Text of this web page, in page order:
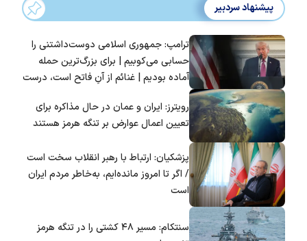
پیشنهاد سردبیر
ترامپ: جمهوری اسلامی دوست‌داشتنی را
حسابی می‌کوبیم | برای بزرگ‌ترین حمله
آماده بودیم | غنائم از آنِ فاتح است، درست
رویترز: ایران و عمان در حال مذاکره برای
تعیین اعمال عوارض بر تنگه هرمز هستند
پزشکیان: ارتباط با رهبر انقلاب سخت است
/ اگر تا امروز مانده‌ایم، به‌خاطر مردم ایران
است
سنتکام: مسیر ۴۸ کشتی را در تنگه هرمز